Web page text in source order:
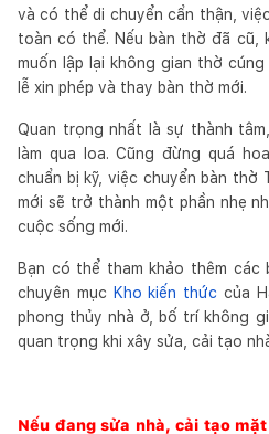
và có thể di chuyển cẩn thận,
toàn có thể. Nếu bàn thờ đã cũ,
muốn lập lại không gian thờ
lễ xin phép và thay bàn thờ mới.
Quan trọng nhất là sự thành
làm qua loa. Cũng đừng quá
chuẩn bị kỹ, việc chuyển bàn thờ
mới sẽ trở thành một phần nhẹ
cuộc sống mới.
Bạn có thể tham khảo thêm các
chuyên mục Kho kiến thức của
phong thủy nhà ở, bố trí không
quan trọng khi xây sửa, cải tạo
Nếu đang sửa nhà, cải tạo